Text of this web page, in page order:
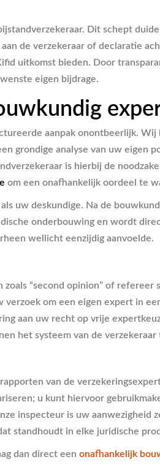
Dit schept
de verzekeraar of declaratie
uitkomst bieden. Door
eigen bijdrage.
aanpak onontbeerlijk.
grondige analyse van uw eigen
is hierbij de
om een onafhankelijk oordeel te
uw deskundige. Na de
onderbouwing en wordt
wellicht eenzijdig aanvoelde.
“second opinion” of refereer
om een eigen expert in
aan uw recht op vrije
het systeem van de verzekeraar
van de
u kunt hiervoor
inspecteur is uw aanwezigheid
standhoudt in elke juridische
dan direct een onafhankelijk